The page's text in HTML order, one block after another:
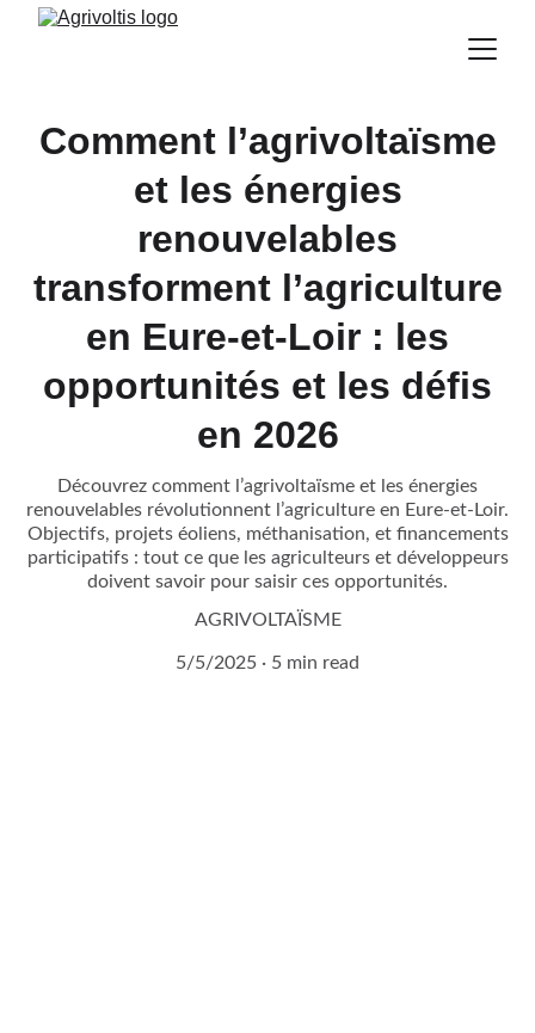
Comment l’agrivoltaïsme
et les énergies
renouvelables
transforment l’agriculture
en Eure-et-Loir : les
opportunités et les défis
en 2026
Découvrez comment l’agrivoltaïsme et les énergies
renouvelables révolutionnent l’agriculture en Eure-et-Loir.
Objectifs, projets éoliens, méthanisation, et financements
participatifs : tout ce que les agriculteurs et développeurs
doivent savoir pour saisir ces opportunités.
AGRIVOLTAÏSME
5/5/2025 5 min read